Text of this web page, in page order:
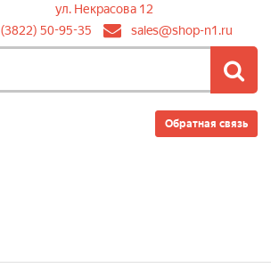
ул. Некрасова 12
(3822) 50-95-35
sales@shop-n1.ru
Обратная связь